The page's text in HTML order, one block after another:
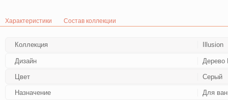
Характеристики Состав коллекции
Коллекция Illusion
Дизайн Дерево
Цвет Серый
Назначение Для